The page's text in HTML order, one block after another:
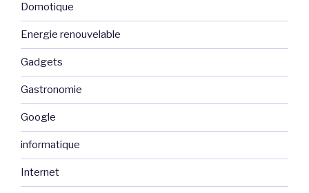
Domotique
Energie renouvelable
Gadgets
Gastronomie
Google
informatique
Internet